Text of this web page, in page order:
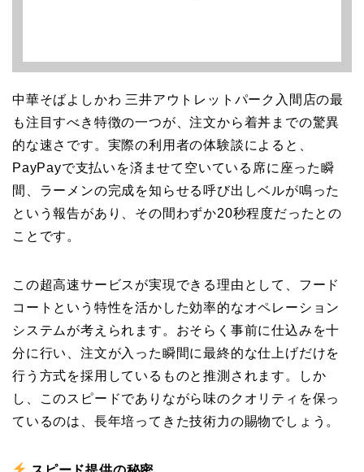
中華そばよしかわ 三井アウトレットパーク入間店の最
も注目すべき特徴の一つが、注文から着丼までの驚異
的な速さです。実際の利用者の体験談によると、
PayPayで支払いを済ませて空いている席に座った瞬
間、ラーメンの完成を知らせる呼び出しベルが鳴った
という報告があり、その間わずか20秒程度だったとの
ことです。
この超高速サービスが実現できる理由として、フード
コートという特性を活かした効率的なオペレーション
システムが考えられます。おそらく事前に仕込みを十
分に行い、注文が入った瞬間に最終的な仕上げだけを
行う方式を採用しているものと推測されます。しか
し、このスピードでありながら味のクオリティを保っ
ているのは、長年培ってきた技術力の賜物でしょう。